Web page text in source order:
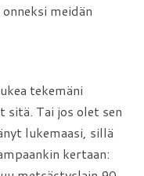
meidän
tekemäni
Tai jos olet sen
lukemaasi, sillä
kertaan: